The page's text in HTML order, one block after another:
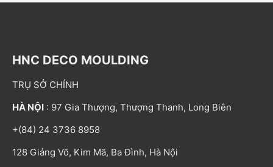
HNC DECO MOULDING
TRỤ SỞ CHÍNH
HÀ NỘI : 97 Gia Thượng, Thượng Thanh, Long Biên
+(84) 24 3736 8958
128 Giảng Võ, Kim Mã, Ba Đình, Hà Nội